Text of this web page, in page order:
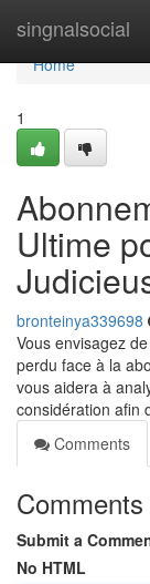
singnalsocial
Home
Home
1
Ultime
bronteinya339698
Vous envisagez
perdu face à la
vous aidera à
considération afin
Comments
Comments
Submit a
No HTML